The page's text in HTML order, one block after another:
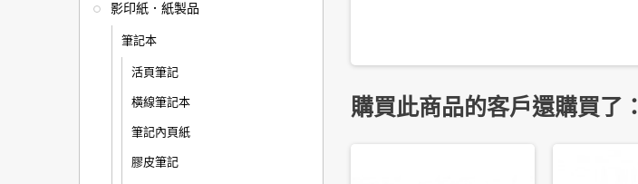
影印紙．紙製品
筆記本
活頁筆記
橫線筆記本
筆記內頁紙
膠皮筆記
購買此商品的客戶還購買了：